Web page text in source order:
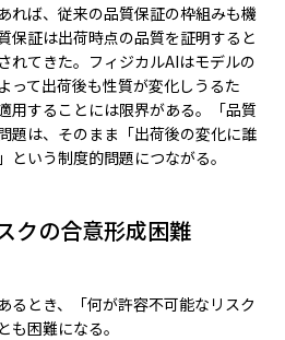
れば、従来の品質保証の枠組みも機
保証は出荷時点の品質を証明すると
れてきた。フィジカルAIはモデルの
って出荷後も性質が変化しうるた
用することには限界がある。「品質
題は、そのまま「出荷後の変化に誰
いう制度的問題につながる。
クの合意形成困難
るとき、「何が許容不可能なリスク
困難になる。